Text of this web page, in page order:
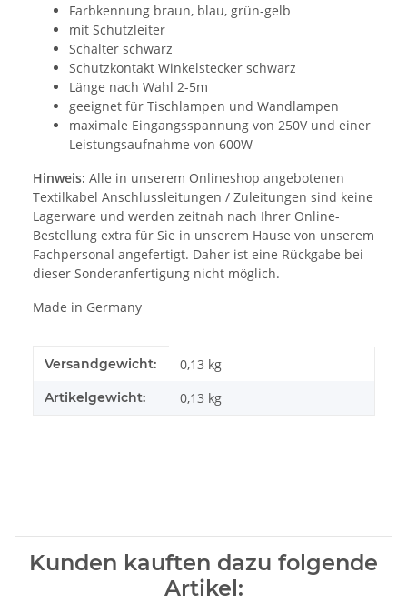
Farbkennung braun, blau, grün-gelb
mit Schutzleiter
Schalter schwarz
Schutzkontakt Winkelstecker schwarz
Länge nach Wahl 2-5m
geeignet für Tischlampen und Wandlampen
maximale Eingangsspannung von 250V und einer
Leistungsaufnahme von 600W
Hinweis: Alle in unserem Onlineshop angebotenen
Textilkabel Anschlussleitungen / Zuleitungen sind keine
Lagerware und werden zeitnah nach Ihrer Online-
Bestellung extra für Sie in unserem Hause von unserem
Fachpersonal angefertigt. Daher ist eine Rückgabe bei
dieser Sonderanfertigung nicht möglich.
Made in Germany
Produkteigenschaft
Wert
Versandgewicht: 0,13 kg
Artikelgewicht: 0,13 kg
Kunden kauften dazu folgende
Artikel: